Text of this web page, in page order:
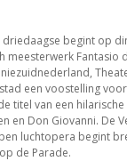
begint op
meesterwerk
een voostelling
titel van een
en Don Giovanni. De
luchtopera begint
de Parade.